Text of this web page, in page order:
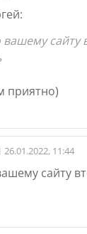
сайту
приятно)
26.01.2022, 11:44
сайту